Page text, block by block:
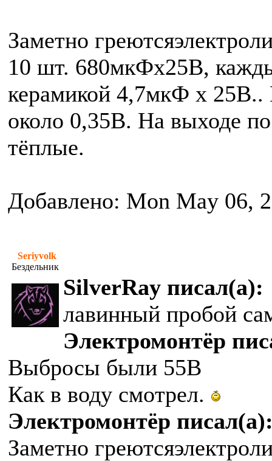
Заметно
10 шт. 680мкФх25В,
керамикой 4,7мкФ х 25В..
около 0,35В. На выходе
тёплые.
Добавлено: Mon May 06,
Seriyvolk
Бездельник
SilverRay писал(а):
лавинный пробой
Электромонтёр
Выбросы были 55В
Как в воду смотрел.
Электромонтёр
Заметно